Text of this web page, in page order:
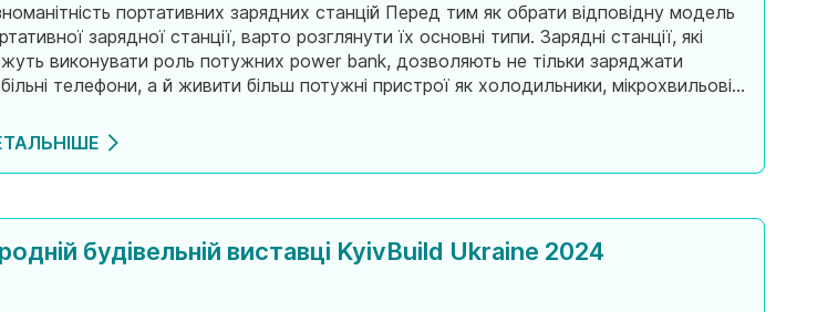
портативних зарядних станцій Перед тим як обрати відповідну модель
зарядної станції, варто розглянути їх основні типи. Зарядні станції, які
виконувати роль потужних power bank, дозволяють не тільки заряджати
телефони, а й живити більш потужні пристрої як холодильники, мікрохвильові
будівельній виставці KyivBuild Ukraine 2024